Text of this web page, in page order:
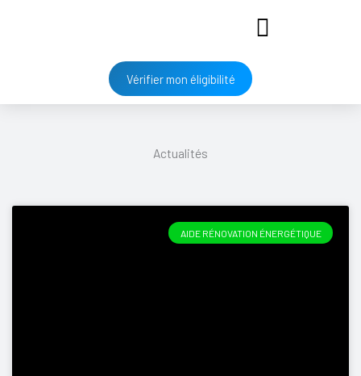
Vérifier mon éligibilité
Actualités
AIDE RÉNOVATION ÉNERGÉTIQUE